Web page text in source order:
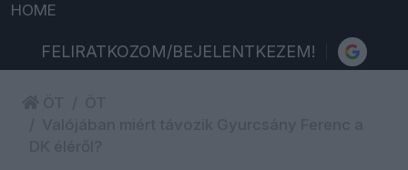
HOME
FELIRATKOZOM/BEJELENTKEZEM!